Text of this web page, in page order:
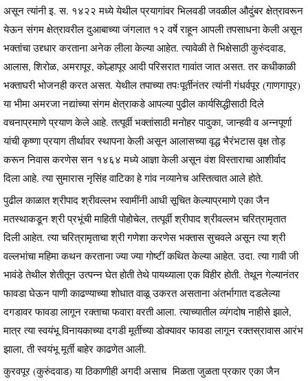
असून त्यांनी इ. स. १४२२ मध्ये येथील प्रयागांवर भिलवडी जवळील औदुंबर क्षेत्रावरून
येऊन संगम क्षेत्रावरील दुआबाच्या जंगलात १२ वर्षे राहून आपली तपसाधना केली असून
भक्तांचा उद्द्धार करताना अनेक लीला केल्या आहेत. त्यावेळी ते भिक्षेसाठी कुरुंदवाड,
आलास, शिरोळ, अमरापूर, कोल्हापूर आदी परिसरात गावांत जात असत. तर कधीकाळी
भक्ताघरी भोजनही करत असत. येथील तपाच्या तपःपूर्तीनंतर त्यांनी गंधर्वपूर (गाणगापूर)
या भीमा अमरजा नद्यांच्या संगम क्षेत्राकडे आपल्या पुढील कार्यसिद्धीसाठी दिले
वचनाप्रमाणे प्रयाण केले आहे. तत्पूर्वी भक्तांसाठी मनोहर पादुका, जान्हवी व अन्नपूर्णा
यांची कृष्णा प्रयाग तीर्थावर स्थापना केली असून आलासच्या वृद्ध भैरंभटास वृक्ष तोड़
करून निवास करणेस सन १४६४ मध्ये आज्ञा केली असून वंश विस्ताराचा आशीर्वाद
दिला आहे. त्या सुमारास नृसिंह वाटिका हे गांव नव्यानेच अस्तित्वात आले होते.
पुढील काळात श्रीपाद श्रीवल्लभ स्वामींनी आधी सूचित केल्याप्रमाणे एका जैन
मतस्थाकडून श्री प्रभूंची माहिती पोहोचेल, तत्पूर्वी श्रीपाद श्रीवल्लभ चरित्रामृतात
दिली आहेत. त्या चरित्रामृताचा श्री गणेशा करणेस भक्तास सुचवले असून त्या श्री
वल्लभांचा महिमा कथन करताना ज्या ज्या गोष्टीं कथित केल्या आहेत. उदा. त्या गावी जी
भावंडे तेथील शेतीतून उत्पन्न घेत होती तेथे पायथ्याला एक विहीर होती. तेथून गेल्यानंतर
फावडा घेऊन पाणी काढण्याच्या शोधात वाळू उकरत असताना अंतर्भागात दडलेल्या
दगडावर फावडा लागून रक्ताचा फवारा वरती आला. त्याच्यातील व्यंगदोष नाहीसे झाले,
मात्र त्या स्वयंभू विनायकाच्या दगडी मूर्तीच्या डोक्यावर फावडा लागून रक्तस्रावास आरंभ
झाला, ती स्वयंभू मूर्ती बाहेर काढणेत आली.
कुरवपूर (कुरुंदवाड) या ठिकाणीही अगदी असाच मिळता जुळता प्रकार एका जैन